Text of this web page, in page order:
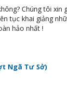
Chúng tôi xin
tục khai giảng
hảo nhất !
Ngã Tư Sở)